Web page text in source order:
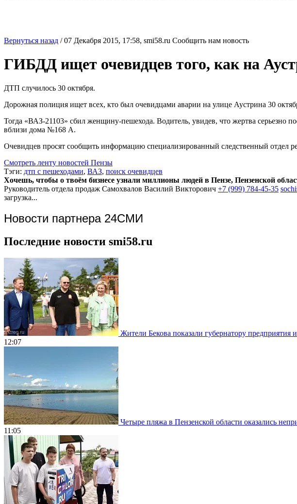
Вернуться назад /07 Декабря 2015, 17:58, smi58.ru Сообщить нам новость
ГИБДД ищет очевидцев того, как на
ДТП случилось 30 октября.
Дорожная полиция ищет всех, кто был очевидцами аварии на улице Аустрина 30
Тогда «ВАЗ-21103» сбил женщину-пешехода. Водитель, увидев, что жертва серьезно
вблизи дома №168 А.
Очевидцев просят сообщить информацию специализированный следственный отдел
Смотреть ленту новостей Пензы
Тэги: дтп с пешеходами, ВАЗ, поиск очевидцев
Хочешь, чтобы о твоём бизнесе узнали миллионы людей в Пензе, Пензенской
Руководитель отдела продаж Самохвалов Василий Викторович +7 (999) 784-45-35
загрузка...
Новости партнера 24СМИ
Последние новости smi58.ru
Жители Бекова показали губернатору предприятия
12:07
Четыре пляжа в Пензенской области оказались
11:05